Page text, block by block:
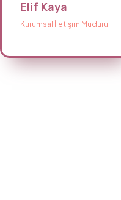
Elif Kaya
Kurumsal İletişim Müdürü